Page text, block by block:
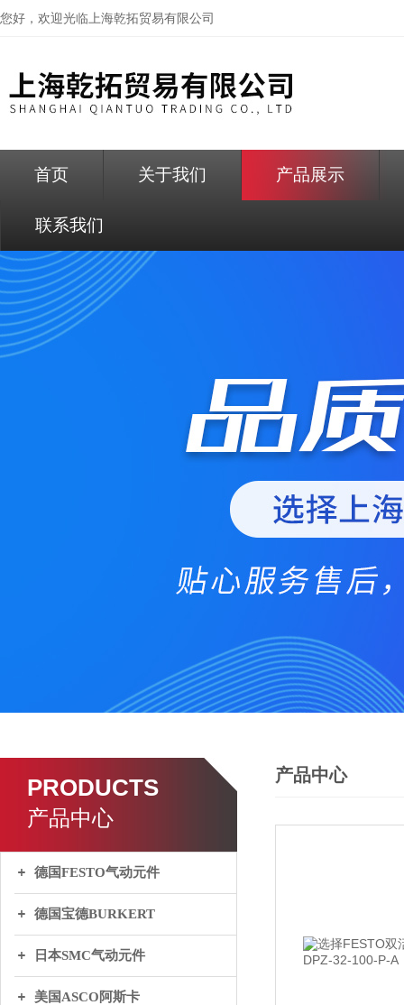
您好，欢迎光临上海乾拓贸易有限公司
首页 关于我们 产品展示
联系我们
PRODUCTS
产品中心
德国FESTO气动元件
德国宝德BURKERT
日本SMC气动元件
美国ASCO阿斯卡
产品中心